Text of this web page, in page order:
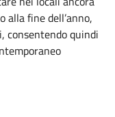
alla fine dell’anno,
consentendo quindi